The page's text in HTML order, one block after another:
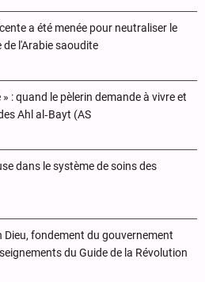
a été menée pour neutraliser le
l'Arabie saoudite
» : quand le pèlerin demande à vivre et
Ahl al‑Bayt (AS
dans le système de soins des
Dieu, fondement du gouvernement
du Guide de la Révolution